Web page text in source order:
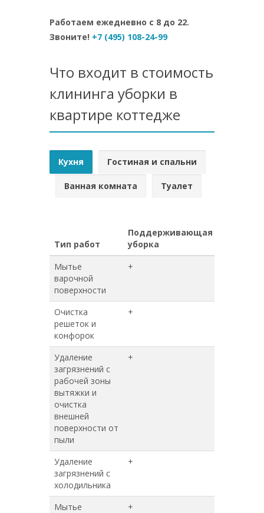
Работаем ежедневно с 8 до 22.
Звоните! +7 (495) 108-24-99
Что входит в стоимость
клининга уборки в
квартире коттедже
Кухня Гостиная и спальни
Ванная комната Туалет
Тип работ
Поддерживающая
уборка
Мытье
варочной
поверхности
+
Очистка
решеток и
конфорок
+
Удаление
загрязнений с
рабочей зоны
вытяжки и
очистка
внешней
поверхности от
пыли
+
Удаление
загрязнений с
холодильника
+
Мытье
+